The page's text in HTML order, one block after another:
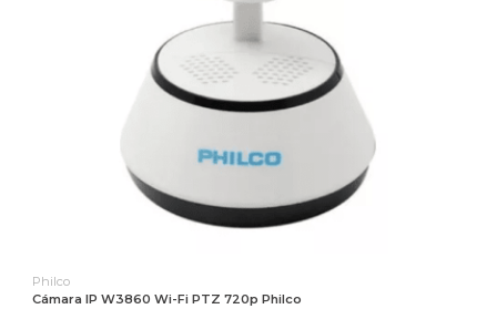
Philco
Cámara IP W3860 Wi-Fi PTZ 720p Philco